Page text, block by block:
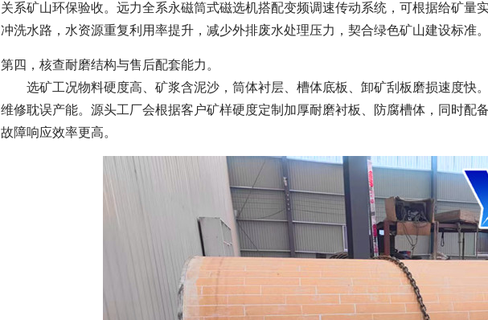
关系矿山环保验收。远力全系永磁筒式磁选机搭配变频调速传动系统，可根据给矿
冲洗水路，水资源重复利用率提升，减少外排废水处理压力，契合绿色矿山建设标准
第四，核查耐磨结构与售后配套能力。
选矿工况物料硬度高、矿浆含泥沙，筒体衬层、槽体底板、卸矿刮板磨损速度快
维修耽误产能。源头工厂会根据客户矿样硬度定制加厚耐磨衬板、防腐槽体，同时配
故障响应效率更高。